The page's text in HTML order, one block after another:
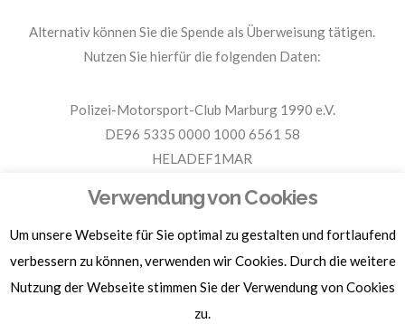
Alternativ können Sie die Spende als Überweisung tätigen.
Nutzen Sie hierfür die folgenden Daten:
Polizei-Motorsport-Club Marburg 1990 e.V.
DE96 5335 0000 1000 6561 58
HELADEF1MAR
Für Spendenbescheinigungen, Sachspenden und weitere
Informationen, hier klicken.
Verwendung von Cookies
Um unsere Webseite für Sie optimal zu gestalten und fortlaufend
verbessern zu können, verwenden wir Cookies. Durch die weitere
Nutzung der Webseite stimmen Sie der Verwendung von Cookies
zu.